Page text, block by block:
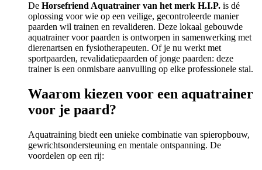
De Horsefriend Aquatrainer van het merk H.I.P. is dé
oplossing voor wie op een veilige, gecontroleerde manier
paarden wil trainen en revalideren. Deze lokaal gebouwde
aquatrainer voor paarden is ontworpen in samenwerking met
dierenartsen en fysiotherapeuten. Of je nu werkt met
sportpaarden, revalidatiepaarden of jonge paarden: deze
trainer is een onmisbare aanvulling op elke professionele stal.
Waarom kiezen voor een aquatrainer
voor je paard?
Aquatraining biedt een unieke combinatie van spieropbouw,
gewrichtsondersteuning en mentale ontspanning. De
voordelen op een rij: